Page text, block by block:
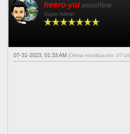
heero-yui postoffline
Super Admin
07-31-2023, 01:33 AM (Última modificación: 07-